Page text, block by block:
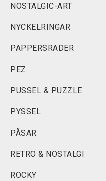
NOSTALGIC-ART
NYCKELRINGAR
PAPPERSRADER
PEZ
PUSSEL & PUZZLE
PYSSEL
PÅSAR
RETRO & NOSTALGI
ROCKY